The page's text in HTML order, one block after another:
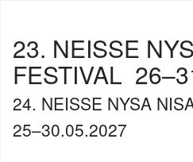
23. NEISSE
FESTIVAL
24. NEISSE NYSA
25–30.05.2027